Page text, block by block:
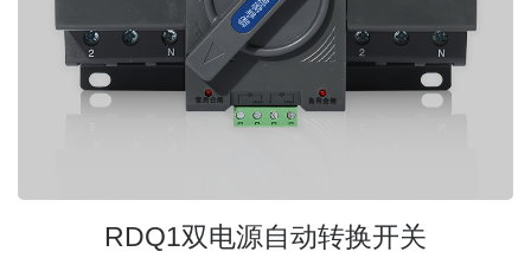
RDQ1双电源自动转换开关